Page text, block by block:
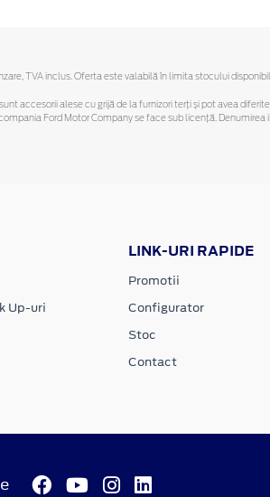
TVA inclus. Oferta este valabilă în limita stocului
accesorii alese cu grijă de la furnizori terți și pot avea
Ford Motor Company se face sub licență.
Up-uri
LINK-URI RAPIDE
Promotii
Configurator
Stoc
Contact